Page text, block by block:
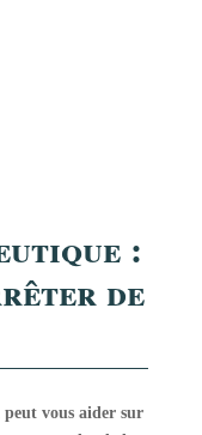
:
de
peut vous aider sur